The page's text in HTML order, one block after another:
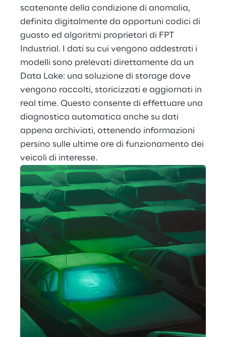
scatenante della condizione di anomalia,
definita digitalmente da opportuni codici di
guasto ed algoritmi proprietari di FPT
Industrial. I dati su cui vengono addestrati i
modelli sono prelevati direttamente da un
Data Lake: una soluzione di storage dove
vengono raccolti, storicizzati e aggiornati in
real time. Questo consente di effettuare una
diagnostica automatica anche su dati
appena archiviati, ottenendo informazioni
persino sulle ultime ore di funzionamento dei
veicoli di interesse.